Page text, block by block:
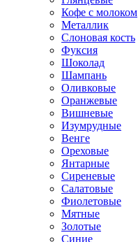
Кофе с молоком
Металлик
Слоновая кость
Фуксия
Шоколад
Шампань
Оливковые
Оранжевые
Вишневые
Изумрудные
Венге
Ореховые
Янтарные
Сиреневые
Салатовые
Фиолетовые
Мятные
Золотые
Синие